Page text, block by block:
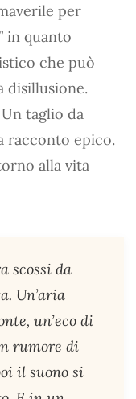
per
in quanto
che può
disillusione.
taglio da
racconto epico.
alla vita
scossi da
Un’aria
un’eco di
rumore di
il suono si